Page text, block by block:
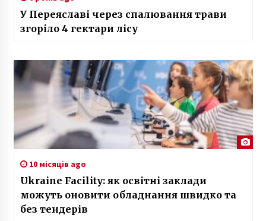
У Переяславі через спалювання трави
згоріло 4 гектари лісу
10 місяців ago
Ukraine Facility: як освітні заклади
можуть оновити обладнання швидко та
без тендерів